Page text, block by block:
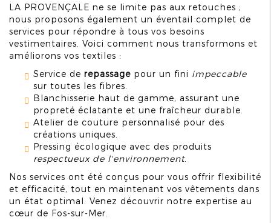
LA PROVENÇALE ne se limite pas aux retouches ;
nous proposons également un éventail complet de
services pour répondre à tous vos besoins
vestimentaires. Voici comment nous transformons et
améliorons vos textiles :
Service de repassage pour un fini impeccable
sur toutes les fibres.
Blanchisserie haut de gamme, assurant une
propreté éclatante et une fraîcheur durable.
Atelier de couture personnalisé pour des
créations uniques.
Pressing écologique avec des produits
respectueux de l'environnement.
Nos services ont été conçus pour vous offrir flexibilité
et efficacité, tout en maintenant vos vêtements dans
un état optimal. Venez découvrir notre expertise au
cœur de Fos-sur-Mer.